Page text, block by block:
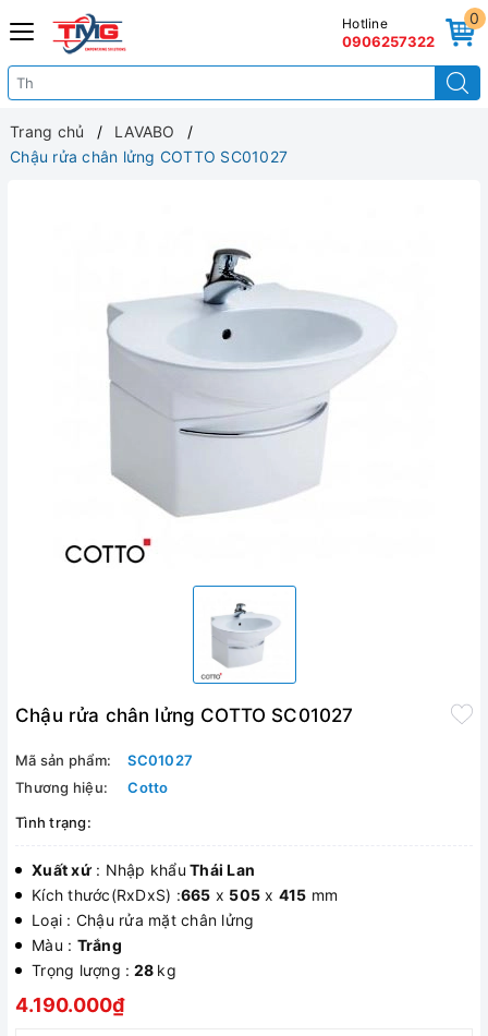
0
Hotline
0906257322
Trang chủ
LAVABO
Chậu rửa chân lửng COTTO SC01027
Chậu rửa chân lửng COTTO SC01027
Mã sản phẩm:
SC01027
Thương hiệu:
Cotto
Tình trạng:
Xuất xứ: Nhập khẩu Thái Lan
Kích thước(RxDxS) :665 x 505 x 415 mm
Loại : Chậu rửa mặt chân lửng
Màu : Trắng
Trọng lượng : 28 kg
4.190.000₫